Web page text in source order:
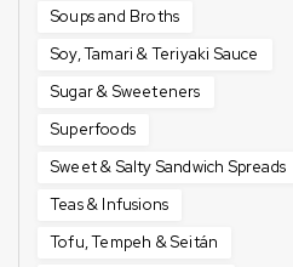
Soups and Broths
Soy, Tamari & Teriyaki Sauce
Sugar & Sweeteners
Superfoods
Sweet & Salty Sandwich Spreads
Teas & Infusions
Tofu, Tempeh & Seitán